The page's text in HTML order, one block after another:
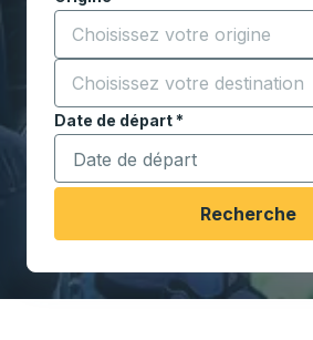
Commencez à saisir la ville
Destination*
Commencez à saisir la ville
Date de départ*
Tapez la date au format date
Recherche